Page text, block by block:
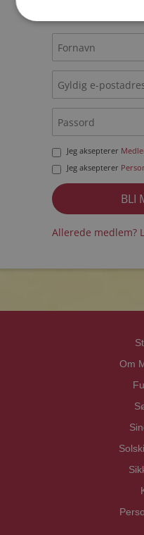
Jeg aksepterer
Jeg aksepterer
Allerede medlem?
Om